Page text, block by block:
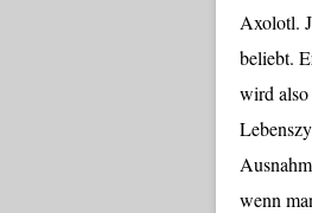
Axolotl.
beliebt.
wird also
wenn